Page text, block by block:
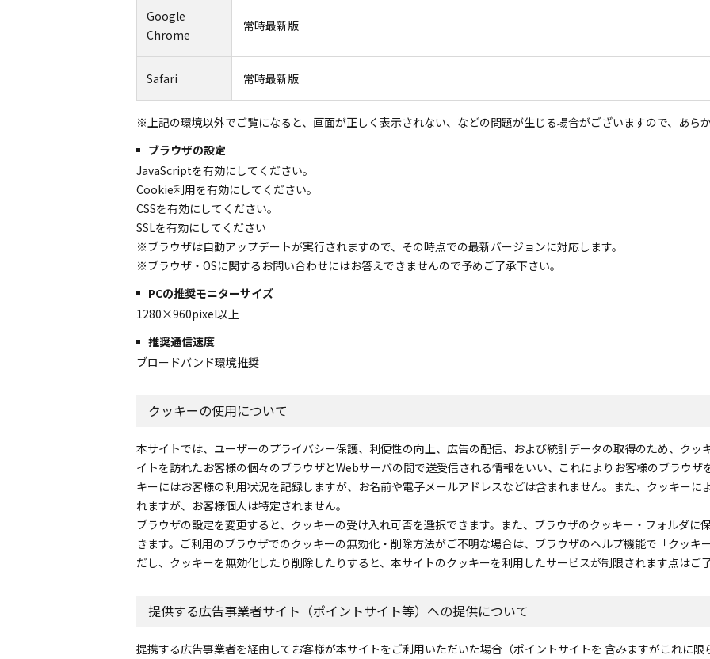
Google
Chrome
常時最新版
Safari 常時最新版
※上記の環境以外でご覧になると、画面が正しく表示されない、などの問題が生じる場合がございますので、あら
ブラウザの設定
JavaScriptを有効にしてください。
Cookie利用を有効にしてください。
CSSを有効にしてください。
SSLを有効にしてください
※ブラウザは自動アップデートが実行されますので、その時点での最新バージョンに対応します。
※ブラウザ・OSに関するお問い合わせにはお答えできませんので予めご了承下さい。
PCの推奨モニターサイズ
1280×960pixel以上
推奨通信速度
ブロードバンド環境推奨
クッキーの使用について
本サイトでは、ユーザーのプライバシー保護、利便性の向上、広告の配信、および統計データの取得のため、クッ
イトを訪れたお客様の個々のブラウザとWebサーバの間で送受信される情報をいい、これによりお客様のブラウザ
キーにはお客様の利用状況を記録しますが、お名前や電子メールアドレスなどは含まれません。また、クッキーに
れますが、お客様個人は特定されません。
ブラウザの設定を変更すると、クッキーの受け入れ可否を選択できます。また、ブラウザのクッキー・フォルダに
きます。ご利用のブラウザでのクッキーの無効化・削除方法がご不明な場合は、ブラウザのヘルプ機能で「クッキ
だし、クッキーを無効化したり削除したりすると、本サイトのクッキーを利用したサービスが制限されます点はご
提供する広告事業者サイト（ポイントサイト等）への提供について
提携する広告事業者を経由してお客様が本サイトをご利用いただいた場合（ポイントサイトを 含みますがこれに